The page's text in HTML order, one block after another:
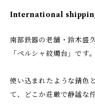
International
南部鉄器の老舗・鈴木盛
「ペルシャ紋燭台」です。
使い込まれたような錆色
て、どこか荘厳で静謐な